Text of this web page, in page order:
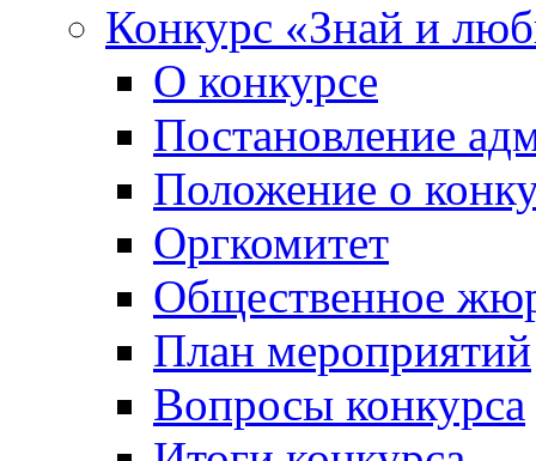
Конкурс «Знай и
О конкурсе
Постановление
Положение о
Оргкомитет
Общественное
План мероприятий
Вопросы конкурса